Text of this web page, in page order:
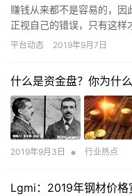
赚钱从来都不是容易的，
正视自己的错误，只有这样
小编就给大家介绍一些外汇
平台动态 2019年9月7日
什么是资金盘？你为什
2019年9月3日 • 行业热点
Lgmi：2019年钢材价格